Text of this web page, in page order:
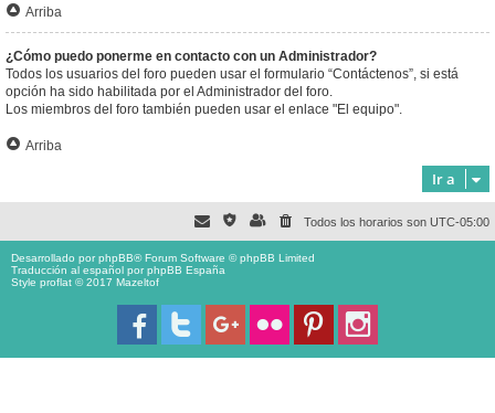
Arriba
¿Cómo puedo ponerme en contacto con un Administrador?
Todos los usuarios del foro pueden usar el formulario “Contáctenos”, si está
opción ha sido habilitada por el Administrador del foro.
Los miembros del foro también pueden usar el enlace "El equipo".
Arriba
Ir a
Todos los horarios son UTC-05:00
Desarrollado porphpBB® Forum Software © phpBB Limited
Traducción al español porphpBB España
Style proflat © 2017 Mazeltof